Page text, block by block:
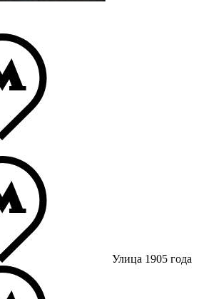
Улица 1905 года